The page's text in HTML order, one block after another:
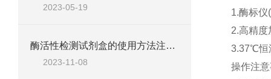
2023-05-19
酶活性检测试剂盒的使用方法注意事项
2023-11-08
1.酶标仪
2.高精度
3.37℃恒
操作注